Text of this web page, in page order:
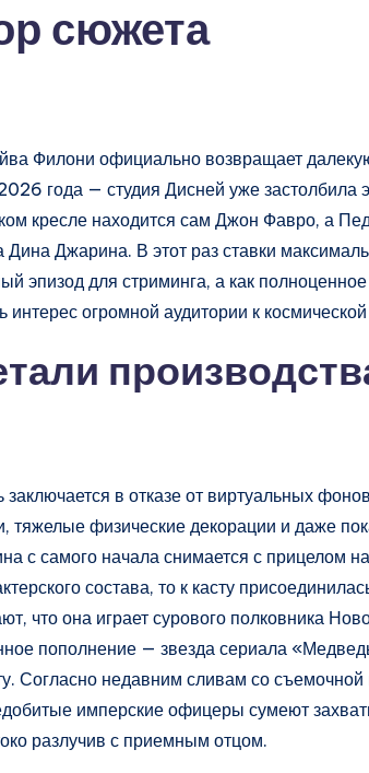
сюжета
Филони официально возвращает
года — студия Дисней уже застолбила
кресле находится сам Джон Фавро, а
Джарина. В этот раз ставки
эпизод для стриминга, а как
огромной аудитории к космической
в отказе от виртуальных
тяжелые физические декорации и даже
с самого начала снимается с прицелом
состава, то к касту
что она играет сурового полковника
пополнение — звезда сериала
Согласно недавним сливам со
имперские офицеры сумеют
разлучив с приемным отцом.